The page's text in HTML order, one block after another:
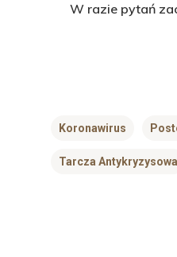
W razie pytań
Koronawirus
Tarcza Antykryzysowa